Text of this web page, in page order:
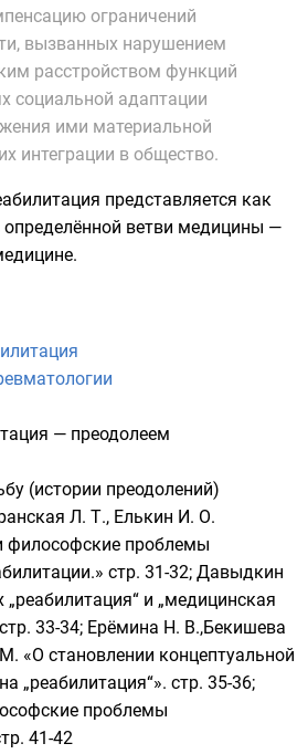
ограничений
вызванных нарушением
расстройством функций
социальной адаптации
ими материальной
интеграции в общество.
представляется как
определённой ветви медицины —
— преодолеем
(истории преодолений)
Л. Т., Елькин И. О.
философские проблемы
стр. 31-32; Давыдкин
и „медицинская
33-34; Ерёмина Н. В.,Бекишева
«О становлении концептуальной
„реабилитация“». стр. 35-36;
проблемы
41-42